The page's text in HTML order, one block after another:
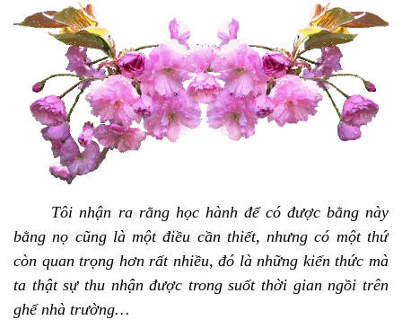
Tôi nhận ra rằng học hành để có được bằng này
bằng nọ cũng là một điều cần thiết, nhưng có một thứ
còn quan trọng hơn rất nhiều, đó là những kiến thức mà
ta thật sự thu nhận được trong suốt thời gian ngồi trên
ghế nhà trường…